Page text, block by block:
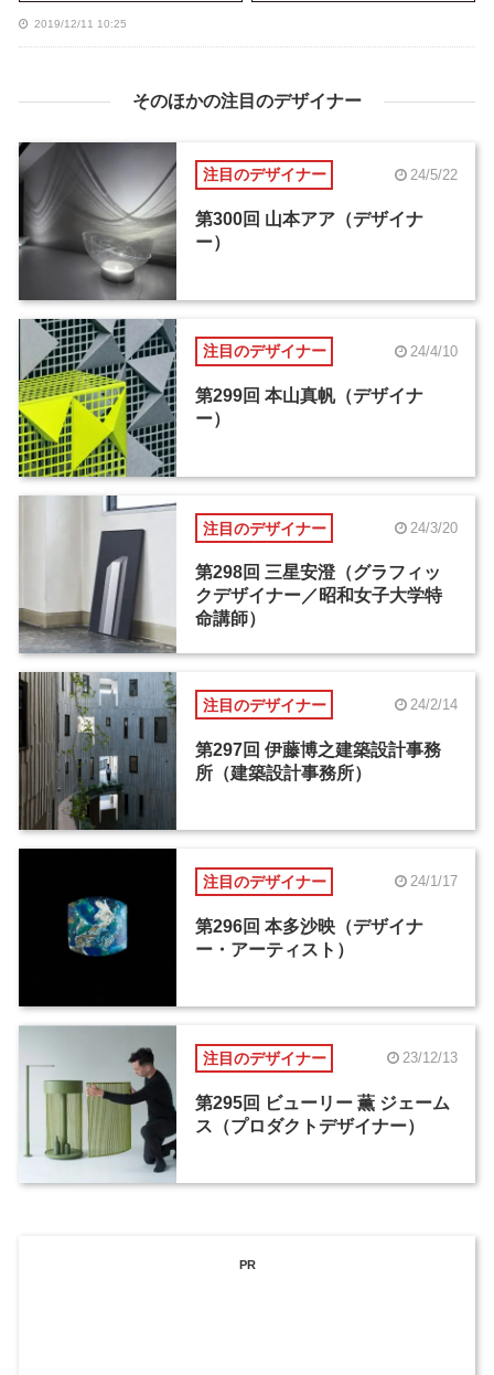
2019/12/11 10:25
そのほかの注目のデザイナー
注目のデザイナー 24/5/22
第300回 山本アア（デザイナ
ー）
注目のデザイナー 24/4/10
第299回 本山真帆（デザイナ
ー）
注目のデザイナー 24/3/20
第298回 三星安澄（グラフィッ
クデザイナー／昭和女子大学特
命講師）
注目のデザイナー 24/2/14
第297回 伊藤博之建築設計事務
所（建築設計事務所）
注目のデザイナー 24/1/17
第296回 本多沙映（デザイナ
ー・アーティスト）
注目のデザイナー 23/12/13
第295回 ビューリー 薫 ジェーム
ス（プロダクトデザイナー）
PR